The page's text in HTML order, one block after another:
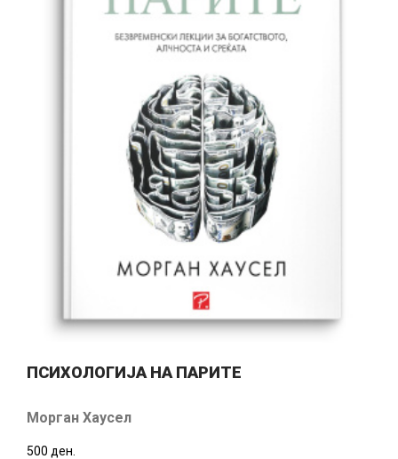
ПСИХОЛОГИЈА НА ПАРИТЕ
Морган Хаусел
500 ден.